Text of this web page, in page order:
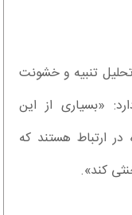
تنبیه و خشونت
«بسیاری از این
ارتباط هستند که
کند».